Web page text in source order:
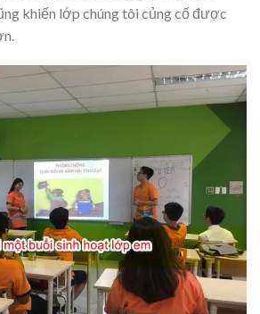
khiến lớp chúng tôi củng cố được